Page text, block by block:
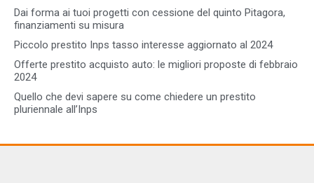
Dai forma ai tuoi progetti con cessione del quinto Pitagora,
finanziamenti su misura
Piccolo prestito Inps tasso interesse aggiornato al 2024
Offerte prestito acquisto auto: le migliori proposte di febbraio
2024
Quello che devi sapere su come chiedere un prestito
pluriennale all’Inps